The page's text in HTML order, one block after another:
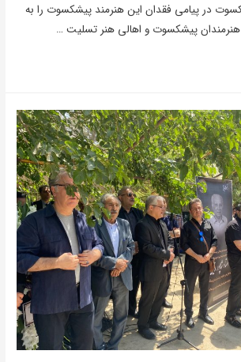
در پیامی فقدان این هنرمند پیشکسوت را به
هنرمندان پیشکسوت و اهالی هنر تسلیت …